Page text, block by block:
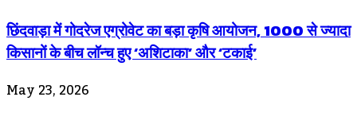
छिंदवाड़ा में गोदरेज एग्रोवेट का बड़ा कृषि आयोजन, 1000 से ज्यादा
किसानों के बीच लॉन्च हुए ‘अशिटाका’ और ‘टकाई’
May 23, 2026